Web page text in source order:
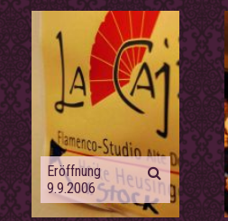
Eröffnung
9.9.2006